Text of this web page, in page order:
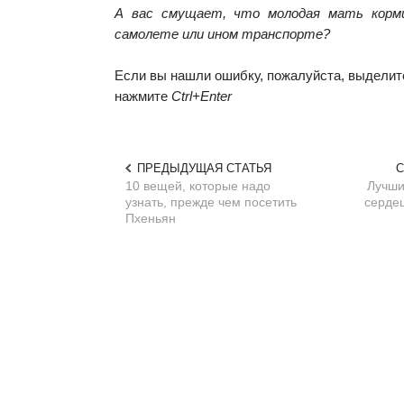
А вас смущает, что молодая мать
самолете или ином транспорте?
Если вы нашли ошибку, пожалуйста,
нажмите Ctrl+Enter
ПРЕДЫДУЩАЯ СТАТЬЯ
10 вещей, которые надо
узнать, прежде чем посетить
Пхеньян